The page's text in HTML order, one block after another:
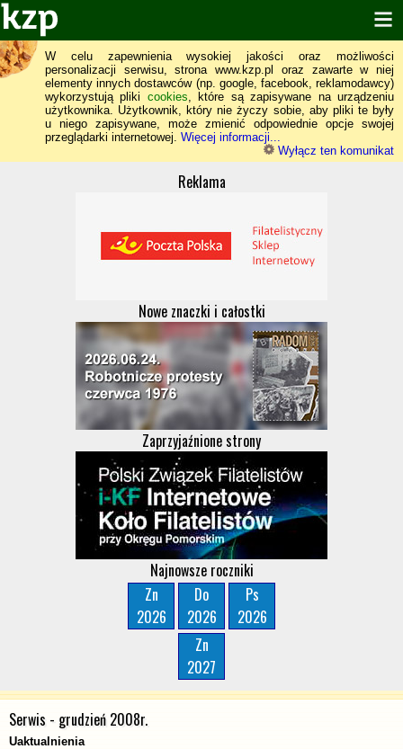
W celu zapewnienia wysokiej jakości oraz możliwości
personalizacji serwisu, strona www.kzp.pl oraz zawarte w niej
elementy innych dostawców (np. google, facebook, reklamodawcy)
wykorzystują pliki cookies, które są zapisywane na urządzeniu
użytkownika. Użytkownik, który nie życzy sobie, aby pliki te były
u niego zapisywane, może zmienić odpowiednie opcje swojej
przeglądarki internetowej. Więcej informacji...
Wyłącz ten komunikat
Reklama
Nowe znaczki i całostki
Zaprzyjaźnione strony
Najnowsze roczniki
Zn
2026
Do
2026
Ps
2026
Zn
2027
Serwis - grudzień 2008r.
Uaktualnienia